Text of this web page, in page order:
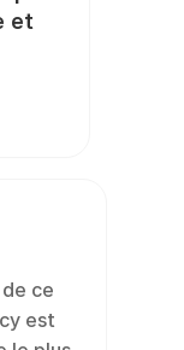
et
ce
est